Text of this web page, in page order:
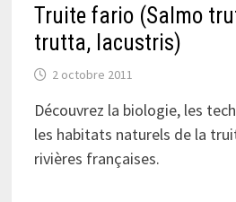
Truite fario (Salmo
trutta, lacustris)
2 octobre 2011
Découvrez la biologie, les
les habitats naturels de la
rivières françaises.